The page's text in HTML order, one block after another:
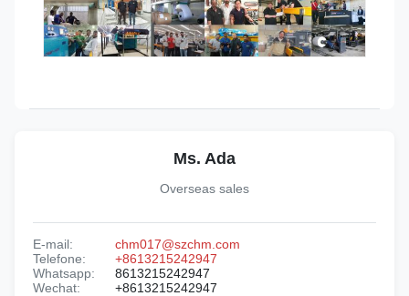
Ms. Ada
Overseas sales
E-mail:
chm017@szchm.com
Telefone:
+8613215242947
Whatsapp:
8613215242947
Wechat:
+8613215242947